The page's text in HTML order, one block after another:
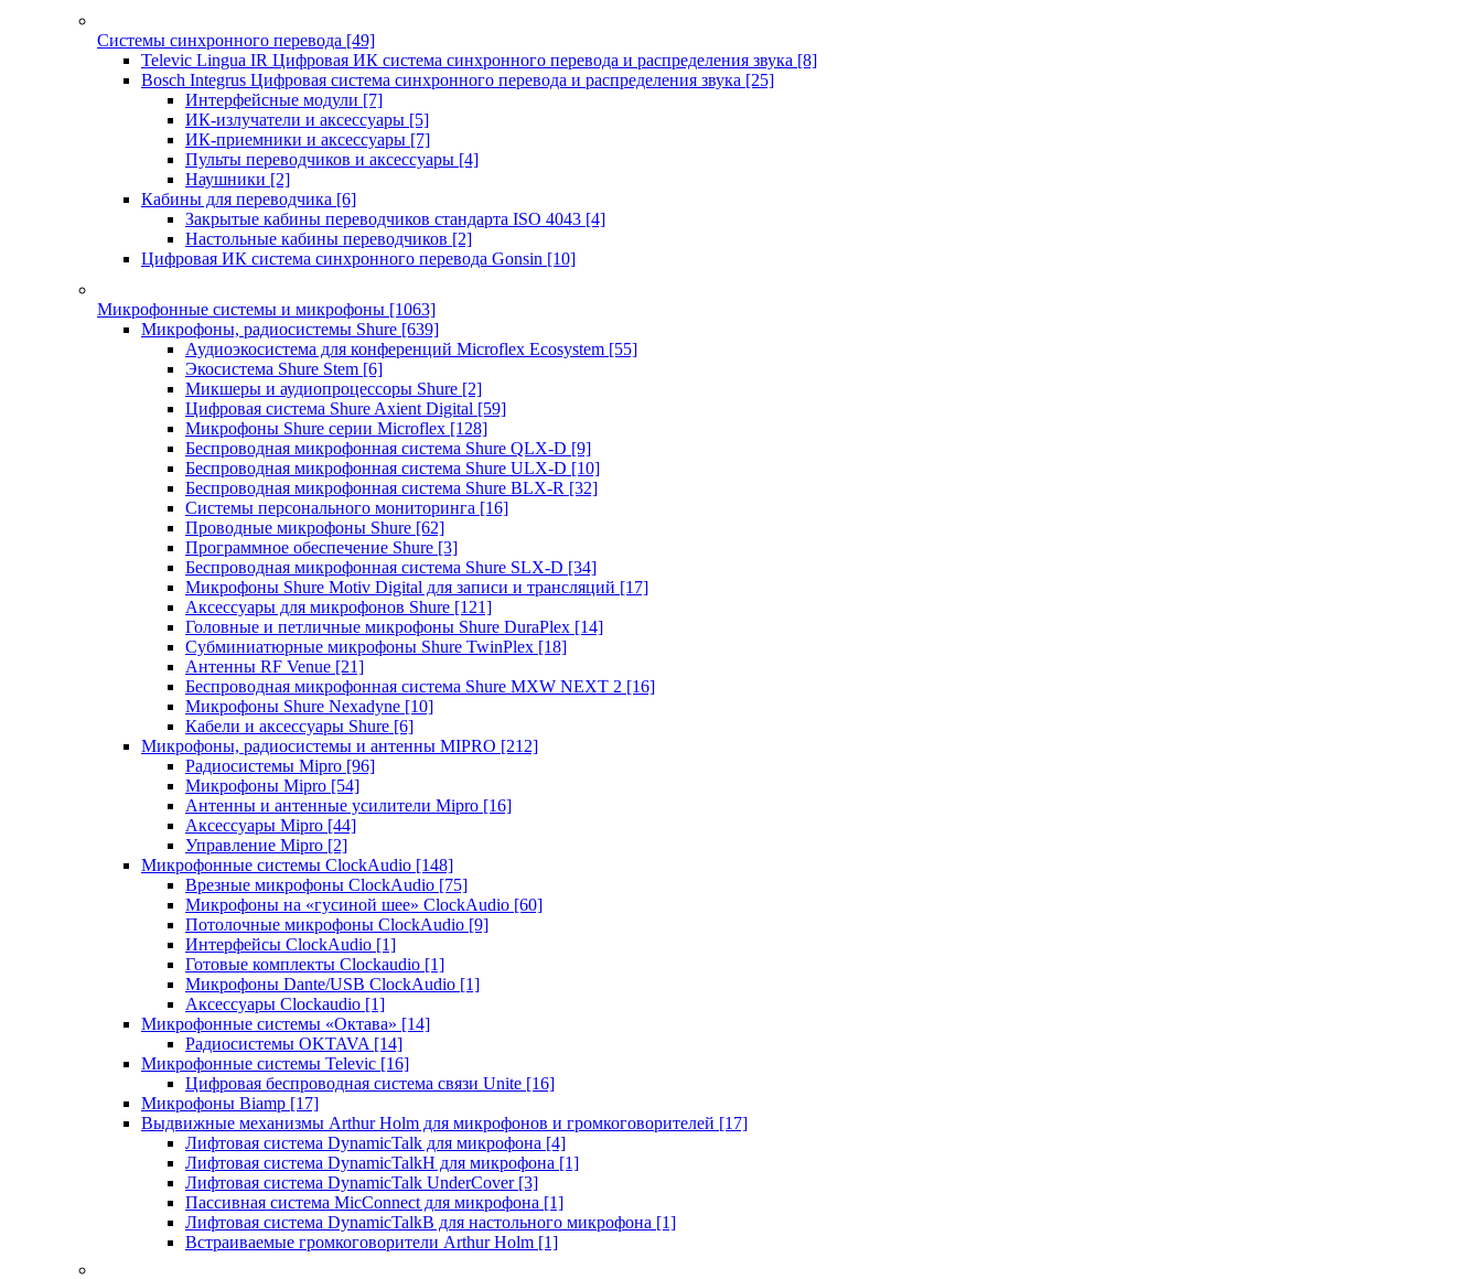
Системы синхронного перевода [49]
Televic Lingua IR Цифровая ИК система синхронного перевода и распределения звука [8]
Bosch Integrus Цифровая система синхронного перевода и распределения звука [25]
Интерфейсные модули [7]
ИК-излучатели и аксессуары [5]
ИК-приемники и аксессуары [7]
Пульты переводчиков и аксессуары [4]
Наушники [2]
Кабины для переводчика [6]
Закрытые кабины переводчиков стандарта ISO 4043 [4]
Настольные кабины переводчиков [2]
Цифровая ИК система синхронного перевода Gonsin [10]
Микрофонные системы и микрофоны [1063]
Микрофоны, радиосистемы Shure [639]
Аудиоэкосистема для конференций Microflex Ecosystem [55]
Экосистема Shure Stem [6]
Микшеры и аудиопроцессоры Shure [2]
Цифровая система Shure Axient Digital [59]
Микрофоны Shure серии Microflex [128]
Беспроводная микрофонная система Shure QLX-D [9]
Беспроводная микрофонная система Shure ULX-D [10]
Беспроводная микрофонная система Shure BLX-R [32]
Системы персонального мониторинга [16]
Проводные микрофоны Shure [62]
Программное обеспечение Shure [3]
Беспроводная микрофонная система Shure SLX-D [34]
Микрофоны Shure Motiv Digital для записи и трансляций [17]
Аксессуары для микрофонов Shure [121]
Головные и петличные микрофоны Shure DuraPlex [14]
Субминиатюрные микрофоны Shure TwinPlex [18]
Антенны RF Venue [21]
Беспроводная микрофонная система Shure MXW NEXT 2 [16]
Микрофоны Shure Nexadyne [10]
Кабели и аксессуары Shure [6]
Микрофоны, радиосистемы и антенны MIPRO [212]
Радиосистемы Mipro [96]
Микрофоны Mipro [54]
Антенны и антенные усилители Mipro [16]
Аксессуары Mipro [44]
Управление Mipro [2]
Микрофонные системы ClockAudio [148]
Врезные микрофоны ClockAudio [75]
Микрофоны на «гусиной шее» ClockAudio [60]
Потолочные микрофоны ClockAudio [9]
Интерфейсы ClockAudio [1]
Готовые комплекты Clockaudio [1]
Микрофоны Dante/USB ClockAudio [1]
Аксессуары Clockaudio [1]
Микрофонные системы «Октава» [14]
Радиосистемы OKTAVA [14]
Микрофонные системы Televic [16]
Цифровая беспроводная система связи Unite [16]
Микрофоны Biamp [17]
Выдвижные механизмы Arthur Holm для микрофонов и громкоговорителей [17]
Лифтовая система DynamicTalk для микрофона [4]
Лифтовая система DynamicTalkH для микрофона [1]
Лифтовая система DynamicTalk UnderCover [3]
Пассивная система MicConnect для микрофона [1]
Лифтовая система DynamicTalkB для настольного микрофона [1]
Встраиваемые громкоговорители Arthur Holm [1]